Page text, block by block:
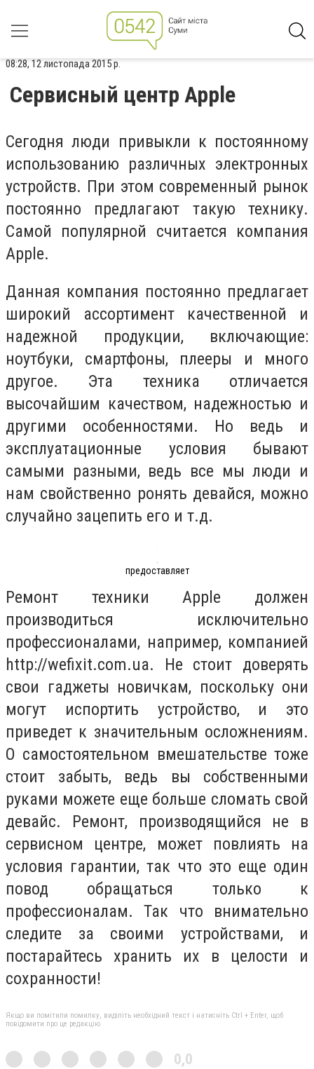
08:28, 12 листопада 2015 р.
Сервисный центр Apple
Сегодня люди привыкли к постоянному
использованию различных электронных
устройств. При этом современный рынок
постоянно предлагают такую технику.
Самой популярной считается компания
Apple.
Данная компания постоянно предлагает
широкий ассортимент качественной и
надежной продукции, включающие:
ноутбуки, смартфоны, плееры и много
другое. Эта техника отличается
высочайшим качеством, надежностью и
другими особенностями. Но ведь и
эксплуатационные условия бывают
самыми разными, ведь все мы люди и
нам свойственно ронять девайся, можно
случайно зацепить его и т.д.
предоставляет
Ремонт техники Apple должен
производиться исключительно
профессионалами, например, компанией
http://wefixit.com.ua. Не стоит доверять
свои гаджеты новичкам, поскольку они
могут испортить устройство, и это
приведет к значительным осложнениям.
О самостоятельном вмешательстве тоже
стоит забыть, ведь вы собственными
руками можете еще больше сломать свой
девайс. Ремонт, производящийся не в
сервисном центре, может повлиять на
условия гарантии, так что это еще один
повод обращаться только к
профессионалам. Так что внимательно
следите за своими устройствами, и
постарайтесь хранить их в целости и
сохранности!
Якщо ви помітили помилку, виділіть необхідний текст і натисніть Ctrl + Enter, щоб
повідомити про це редакцію
0,0